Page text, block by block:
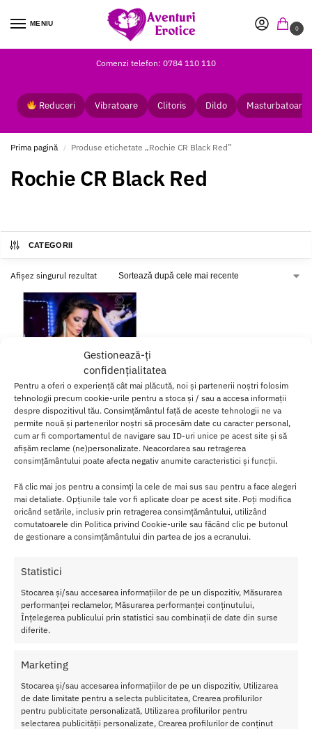
Gestionează-ți
confidențialitatea
Pentru a oferi o experiență cât mai plăcută, noi și partenerii noștri folosim
tehnologii precum cookie-urile pentru a stoca și / sau a accesa informații
despre dispozitivul tău. Consimțământul față de aceste tehnologii ne va
permite nouă și partenerilor noștri să procesăm date cu caracter personal,
cum ar fi comportamentul de navigare sau ID-uri unice pe acest site și să
afișăm reclame (ne)personalizate. Neacordarea sau retragerea
consimțământului poate afecta negativ anumite caracteristici și funcții.
Fă clic mai jos pentru a consimți la cele de mai sus sau pentru a face alegeri
mai detaliate. Opțiunile tale vor fi aplicate doar pe acest site. Poți modifica
oricând setările, inclusiv prin retragerea consimțământului, utilizând
comutatoarele din Politica privind Cookie-urile sau făcând clic pe butonul
de gestionare a consimțământului din partea de jos a ecranului.
Statistici
Stocarea și/sau accesarea informațiilor de pe un dispozitiv, Măsurarea
performanței reclamelor, Măsurarea performanței conținutului,
Înțelegerea publicului prin statistici sau combinații de date din surse
diferite.
Marketing
Stocarea și/sau accesarea informațiilor de pe un dispozitiv, Utilizarea
de date limitate pentru a selecta publicitatea, Crearea profilurilor
pentru publicitate personalizată, Utilizarea profilurilor pentru
selectarea publicității personalizate, Crearea profilurilor de conținut
MENIU
0
Comenzi telefon: 0784 110 110
Reduceri Vibratoare Clitoris Dildo Masturbatoare
Prima pagină / Produse etichetate „Rochie CR Black Red”
Rochie CR Black Red
CATEGORII
Afișez singurul rezultat
160.00 lei
Adaugă în coș
Transport Gratuit
Retur Gratis in 21 zile
Sex Shop Romania
Comanda online de oriunde ai fi si primesti comanda a 2-a zi.